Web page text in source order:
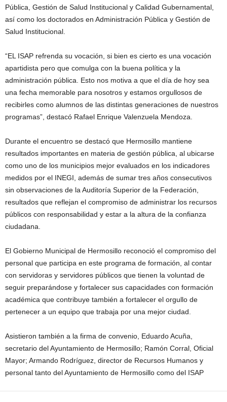
Pública, Gestión de Salud Institucional y Calidad Gubernamental,
así como los doctorados en Administración Pública y Gestión de
Salud Institucional.
“EL ISAP refrenda su vocación, si bien es cierto es una vocación
apartidista pero que comulga con la buena política y la
administración pública. Esto nos motiva a que el día de hoy sea
una fecha memorable para nosotros y estamos orgullosos de
recibirles como alumnos de las distintas generaciones de nuestros
programas”, destacó Rafael Enrique Valenzuela Mendoza.
Durante el encuentro se destacó que Hermosillo mantiene
resultados importantes en materia de gestión pública, al ubicarse
como uno de los municipios mejor evaluados en los indicadores
medidos por el INEGI, además de sumar tres años consecutivos
sin observaciones de la Auditoría Superior de la Federación,
resultados que reflejan el compromiso de administrar los recursos
públicos con responsabilidad y estar a la altura de la confianza
ciudadana.
El Gobierno Municipal de Hermosillo reconoció el compromiso del
personal que participa en este programa de formación, al contar
con servidoras y servidores públicos que tienen la voluntad de
seguir preparándose y fortalecer sus capacidades con formación
académica que contribuye también a fortalecer el orgullo de
pertenecer a un equipo que trabaja por una mejor ciudad.
Asistieron también a la firma de convenio, Eduardo Acuña,
secretario del Ayuntamiento de Hermosillo; Ramón Corral, Oficial
Mayor; Armando Rodríguez, director de Recursos Humanos y
personal tanto del Ayuntamiento de Hermosillo como del ISAP